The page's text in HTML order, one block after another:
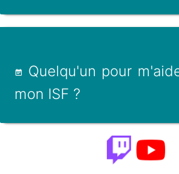
Quelqu'un pour
mon ISF ?